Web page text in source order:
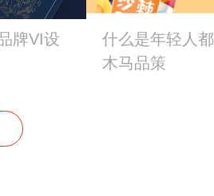
牌VI设
什么是年轻人
木马品策